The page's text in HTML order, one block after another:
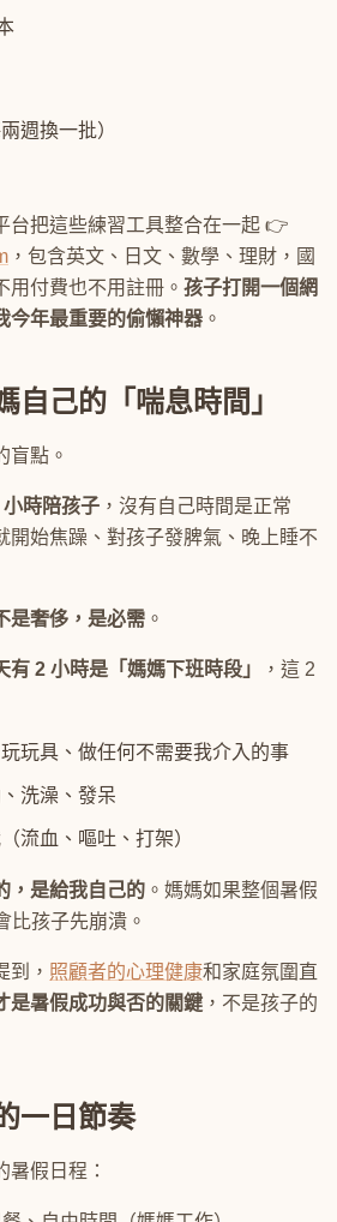
週換一批）
台把這些練習工具整合在一起 👉
，包含英文、日文、數學、理財，國
用付費也不用註冊。 孩子打開一個網
今年最重要的偷懶神器 。
自己的「喘息時間」
盲點。
時陪孩子 ，沒有自己時間是正常
開始焦躁、對孩子發脾氣、晚上睡不
是奢侈，是必需 。
有 2 小時是「媽媽下班時段」
，這 2
玩具、做任何不需要我介入的事
洗澡、發呆
流血、嘔吐、打架）
，是給我自己的 。媽媽如果整個暑假
比孩子先崩潰。
到， 照顧者的心理健康和家庭氛圍直
是暑假成功與否的關鍵 ，不是孩子的
一日節奏
假日程：